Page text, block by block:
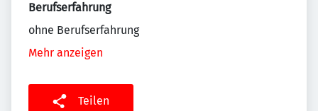
Berufserfahrung
ohne Berufserfahrung
Mehr anzeigen
Teilen